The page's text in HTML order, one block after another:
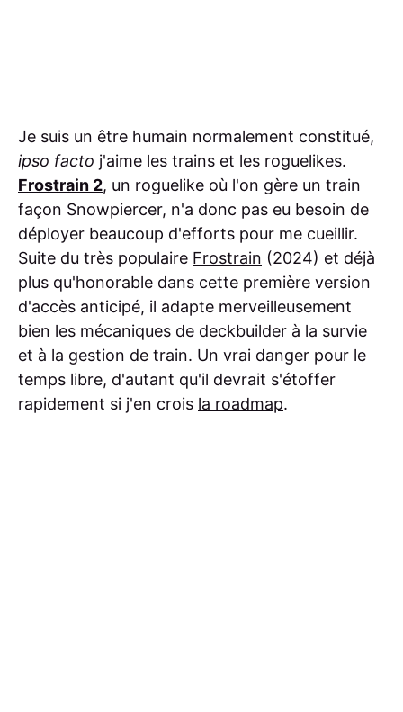
Je suis un être humain normalement constitué,
ipso facto j'aime les trains et les roguelikes.
Frostrain 2, un roguelike où l'on gère un train
façon Snowpiercer, n'a donc pas eu besoin de
déployer beaucoup d'efforts pour me cueillir.
Suite du très populaire Frostrain (2024) et déjà
plus qu'honorable dans cette première version
d'accès anticipé, il adapte merveilleusement
bien les mécaniques de deckbuilder à la survie
et à la gestion de train. Un vrai danger pour le
temps libre, d'autant qu'il devrait s'étoffer
rapidement si j'en crois la roadmap.